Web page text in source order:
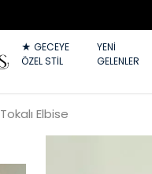
★ GECEYE
ÖZEL STİL
YENİ
GELENLER
Tokalı Elbise